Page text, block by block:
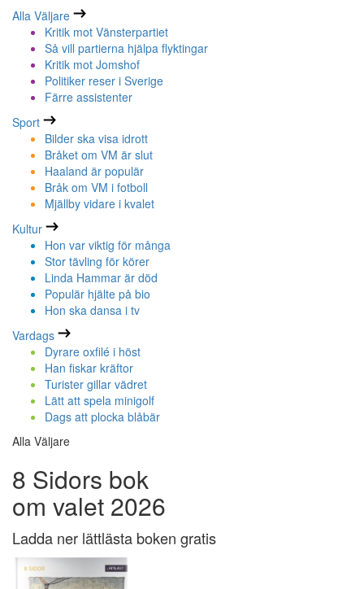
Alla Väljare
Kritik mot Vänsterpartiet
Så vill partierna hjälpa flyktingar
Kritik mot Jomshof
Politiker reser i Sverige
Färre assistenter
Sport
Bilder ska visa idrott
Bråket om VM är slut
Haaland är populär
Bråk om VM i fotboll
Mjällby vidare i kvalet
Kultur
Hon var viktig för många
Stor tävling för körer
Linda Hammar är död
Populär hjälte på bio
Hon ska dansa i tv
Vardags
Dyrare oxfilé i höst
Han fiskar kräftor
Turister gillar vädret
Lätt att spela minigolf
Dags att plocka blåbär
Alla Väljare
8 Sidors bok
om valet 2026
Ladda ner lättlästa boken gratis